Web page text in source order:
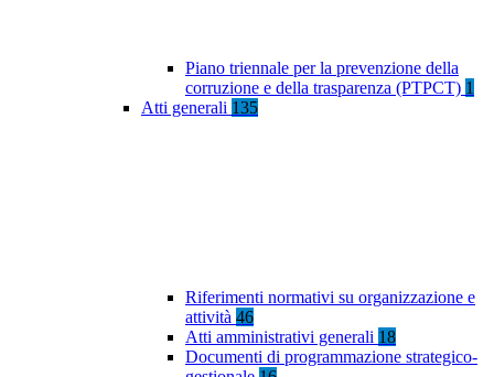
Piano triennale per la prevenzione della
corruzione e della trasparenza (PTPCT) 1
Atti generali 135
Riferimenti normativi su organizzazione e
attività 46
Atti amministrativi generali 18
Documenti di programmazione strategico-